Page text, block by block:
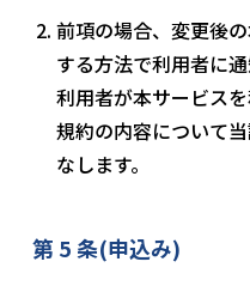
前項の場合、変更後
する方法で利用者に
利用者が本サービス
規約の内容について
なします。
第 5 条(申込み)